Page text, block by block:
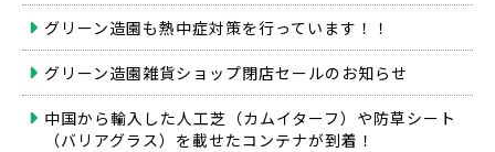
グリーン造園も熱中症対策を行っています！！
グリーン造園雑貨ショップ閉店セールのお知らせ
中国から輸入した人工芝（カムイターフ）や防草シート
（バリアグラス）を載せたコンテナが到着！